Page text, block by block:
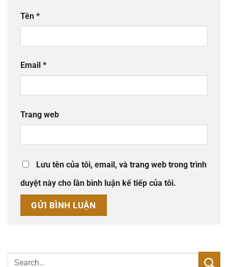
Tên *
Email *
Trang web
Lưu tên của tôi, email, và trang web trong trình
duyệt này cho lần bình luận kế tiếp của tôi.